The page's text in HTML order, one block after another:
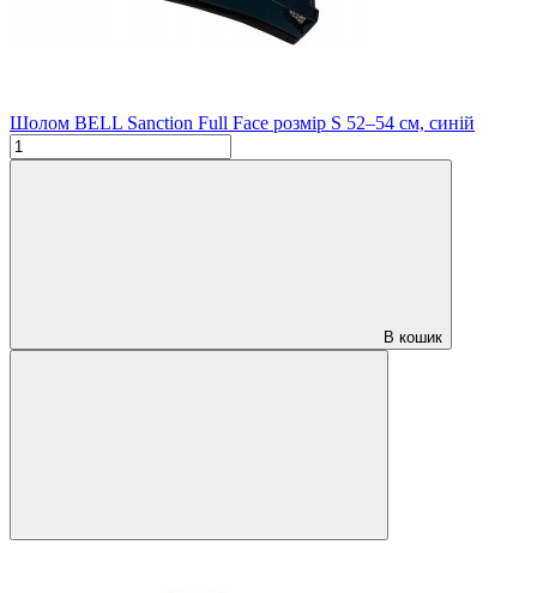
Шолом BELL Sanction Full Face розмір S 52–54 см, синій
В кошик